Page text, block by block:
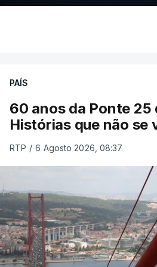
PAÍS
60 anos da Ponte 25
Histórias que não se
RTP / 6 Agosto 2026, 08:37